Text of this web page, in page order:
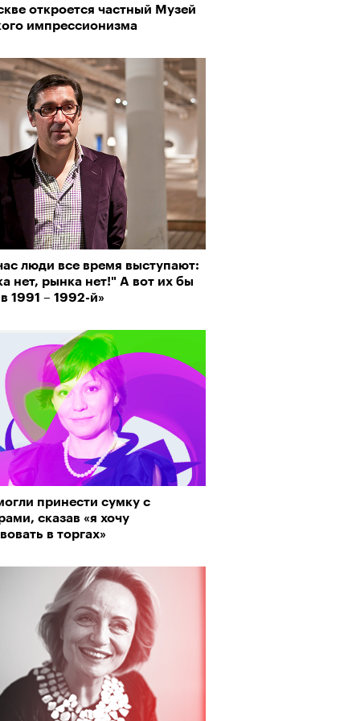
откроется частный Музей
импрессионизма
люди все время выступают:
нет, рынка нет!" А вот их бы
1991 – 1992-й»
принести сумку с
сказав «я хочу
в торгах»
первую резиденцию
2025: объединение двух
и мир, в котором нет
2025: перестрелки в
и горизонтальные танцы в